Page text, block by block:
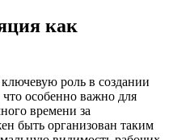
как
роль в создании
особенно важно для
времени за
быть организован таким